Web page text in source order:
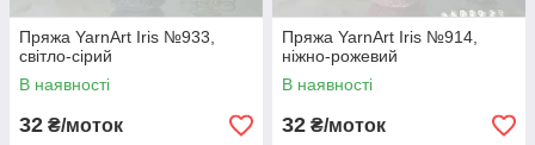
Пряжа YarnArt Iris №933,
світло-сірий
В наявності
32 ₴/моток
Пряжа YarnArt Iris №914,
ніжно-рожевий
В наявності
32 ₴/моток